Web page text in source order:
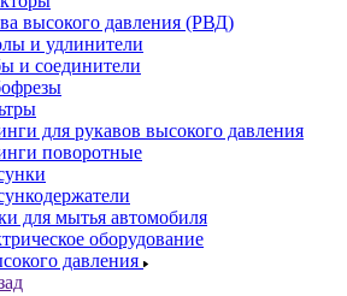
высокого давления (РВД)
и удлинители
и соединители
для рукавов высокого давления
поворотные
для мытья автомобиля
оборудование
давления